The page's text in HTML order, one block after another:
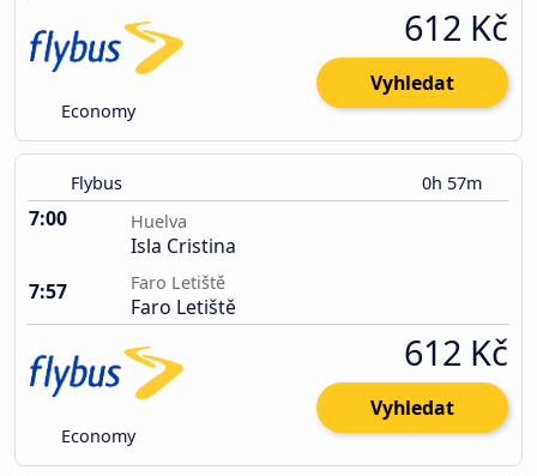
Economy
612 Kč
Vyhledat
Flybus 0h 57m
7:00 Huelva
Isla Cristina
7:57
Faro Letiště
Faro Letiště
Economy
612 Kč
Vyhledat